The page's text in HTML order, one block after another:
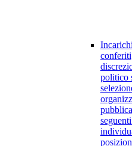
politico